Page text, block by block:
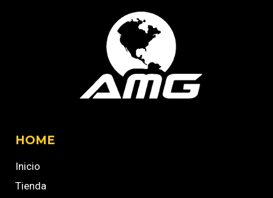
HOME
Inicio
Tienda